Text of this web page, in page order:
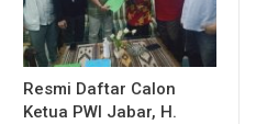
Resmi Daftar Calon
Ketua PWI Jabar, H.